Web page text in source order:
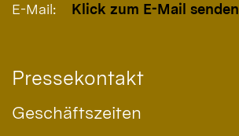
E-Mail:
Klick zum E-Mail senden
Pressekontakt
Geschäftszeiten